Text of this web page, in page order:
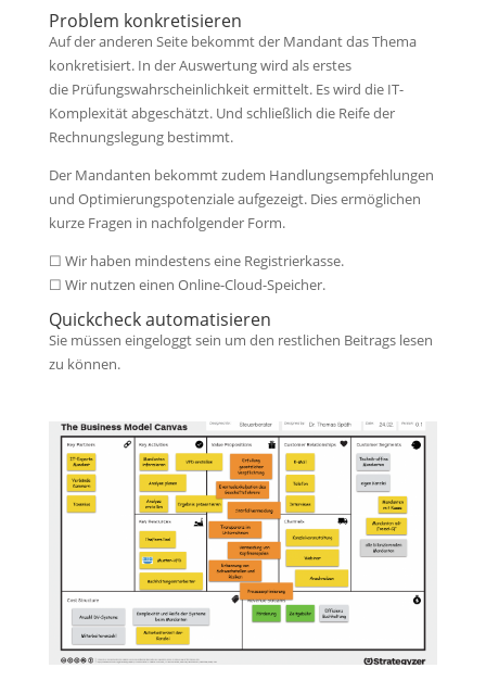
Problem konkretisieren
Auf der anderen Seite bekommt der Mandant das Thema
konkretisiert. In der Auswertung wird als erstes
die Prüfungswahrscheinlichkeit ermittelt. Es wird die IT-
Komplexität abgeschätzt. Und schließlich die Reife der
Rechnungslegung bestimmt.
Der Mandanten bekommt zudem Handlungsempfehlungen
und Optimierungspotenziale aufgezeigt. Dies ermöglichen
kurze Fragen in nachfolgender Form.
☐ Wir haben mindestens eine Registrierkasse.
☐ Wir nutzen einen Online-Cloud-Speicher.
Quickcheck automatisieren
Sie müssen eingeloggt sein um den restlichen Beitrags lesen
zu können.